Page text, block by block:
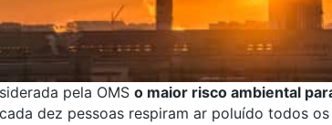
pela OMS o maior risco ambiental
dez pessoas respiram ar poluído todos